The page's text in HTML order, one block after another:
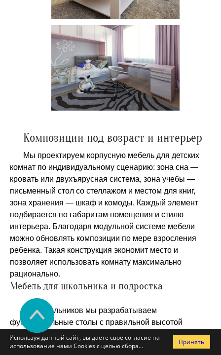
Композиции под возраст и интерьер
Мы проектируем корпусную мебель для детских
комнат по индивидуальному сценарию: зона сна —
кровать или двухъярусная система, зона учебы —
письменный стол со стеллажом и местом для книг,
зона хранения — шкаф и комоды. Каждый элемент
подбирается по габаритам помещения и стилю
интерьера. Благодаря модульной системе мебели
можно обновлять композиции по мере взросления
ребенка. Такая конструкция экономит место и
позволяет использовать комнату максимально
рационально.
Мебель для школьника и подростка
Для школьников мы разрабатываем
функциональные столы с правильной высотой
столешницы, местом для ноутбука, подсветкой и
системой хранения учебников. Для подростков акцент
Используя данный сайт, вы даете свое согласие на
использование нами Cookies с целью сбора
Принять